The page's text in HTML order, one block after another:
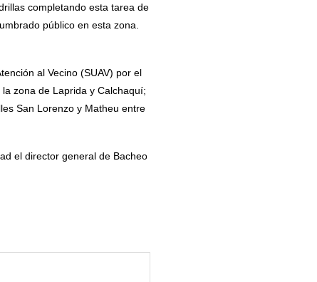
completando esta tarea de
público en esta zona.
al Vecino (SUAV) por el
zona de Laprida y Calchaquí;
San Lorenzo y Matheu entre
el director general de Bacheo